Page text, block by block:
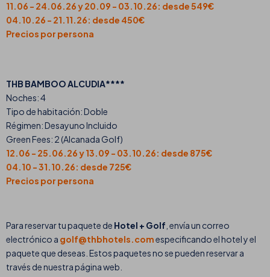
11.06 - 24.06.26 y 20.09 - 03.10.26: desde 549€
04.10.26 - 21.11.26: desde 450€
Precios por persona
THB BAMBOO ALCUDIA****
Noches: 4
Tipo de habitación: Doble
Régimen: Desayuno Incluido
Green Fees: 2 (Alcanada Golf)
12.06 - 25.06.26 y 13.09 - 03.10.26: desde 875€
04.10 - 31.10.26: desde 725€
Precios por persona
Para reservar tu paquete de Hotel + Golf , envía un correo
electrónico a golf@thbhotels.comespecificando el hotel y el
paquete que deseas. Estos paquetes no se pueden reservar a
través de nuestra página web.